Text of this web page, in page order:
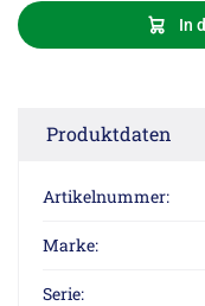
In
Produktdaten
Artikelnummer:
Marke:
Serie: